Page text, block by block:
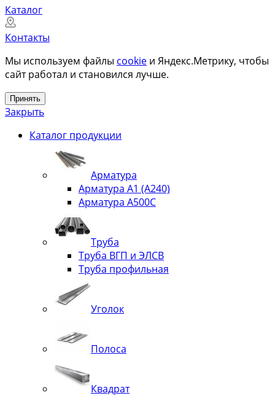
Каталог
Контакты
Мы используем файлы cookie и Яндекс.Метрику, чтобы
сайт работал и становился лучше.
Принять
Закрыть
Каталог продукции
Арматура
Арматура А1 (А240)
Арматура А500С
Труба
Труба ВГП и ЭЛСВ
Труба профильная
Уголок
Полоса
Квадрат